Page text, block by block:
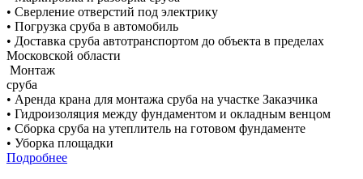
• Сверление отверстий под электрику
• Погрузка сруба в автомобиль
• Доставка сруба автотранспортом до объекта в пределах
Московской области
Монтаж
сруба
• Аренда крана для монтажа сруба на участке Заказчика
• Гидроизоляция между фундаментом и окладным венцом
• Сборка сруба на утеплитель на готовом фундаменте
• Уборка площадки
Подробнее